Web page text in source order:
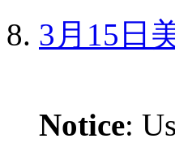
3月15日
Notice: